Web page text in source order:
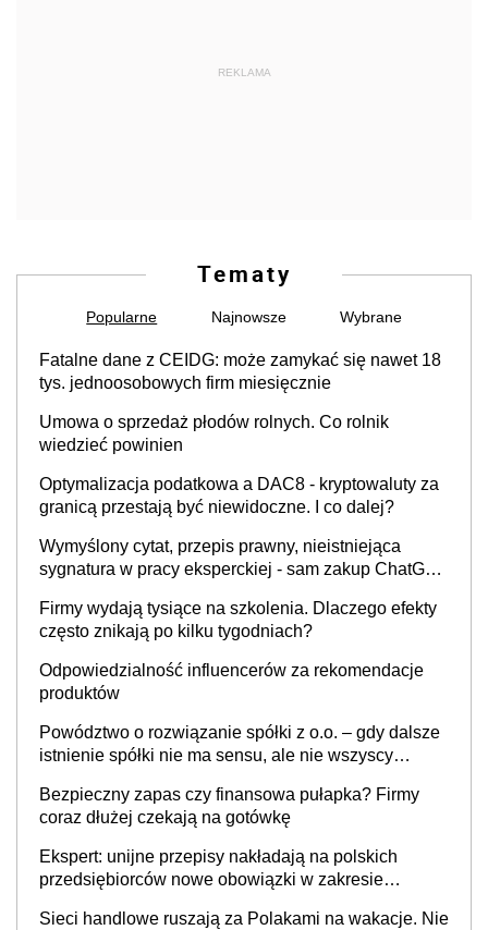
REKLAMA
Tematy
Popularne Najnowsze Wybrane
Fatalne dane z CEIDG: może zamykać się nawet 18
tys. jednoosobowych firm miesięcznie
Umowa o sprzedaż płodów rolnych. Co rolnik
wiedzieć powinien
Optymalizacja podatkowa a DAC8 - kryptowaluty za
granicą przestają być niewidoczne. I co dalej?
Wymyślony cytat, przepis prawny, nieistniejąca
sygnatura w pracy eksperckiej - sam zakup ChatGPT
Firmy wydają tysiące na szkolenia. Dlaczego efekty
często znikają po kilku tygodniach?
Odpowiedzialność influencerów za rekomendacje
produktów
Powództwo o rozwiązanie spółki z o.o. – gdy dalsze
istnienie spółki nie ma sensu, ale nie wszyscy
Bezpieczny zapas czy finansowa pułapka? Firmy
coraz dłużej czekają na gotówkę
Ekspert: unijne przepisy nakładają na polskich
przedsiębiorców nowe obowiązki w zakresie
Sieci handlowe ruszają za Polakami na wakacje. Nie